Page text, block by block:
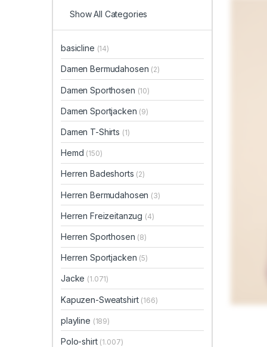
Show All Categories
basicline (14)
Damen Bermudahosen (2)
Damen Sporthosen (10)
Damen Sportjacken (9)
Damen T-Shirts (1)
Hemd (150)
Herren Badeshorts (2)
Herren Bermudahosen (3)
Herren Freizeitanzug (4)
Herren Sporthosen (8)
Herren Sportjacken (5)
Jacke (1.071)
Kapuzen-Sweatshirt (166)
playline (189)
Polo-shirt (1.007)